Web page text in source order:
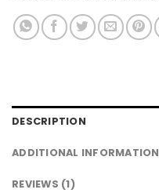
DESCRIPTION
ADDITIONAL INFORMATION
REVIEWS (1)